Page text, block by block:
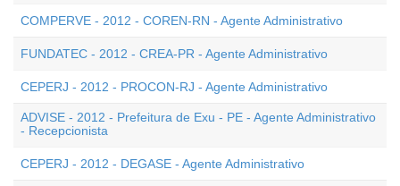
COMPERVE - 2012 - COREN-RN - Agente Administrativo
FUNDATEC - 2012 - CREA-PR - Agente Administrativo
CEPERJ - 2012 - PROCON-RJ - Agente Administrativo
ADVISE - 2012 - Prefeitura de Exu - PE - Agente Administrativo
- Recepcionista
CEPERJ - 2012 - DEGASE - Agente Administrativo